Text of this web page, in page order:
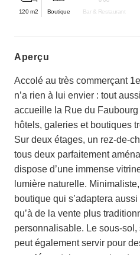
120 m2 Boutique Bar & Restaurant
aperçu
Accolé au très commerçant
n’a rien à lui envier : tout
accueille la Rue du
hôtels, galeries et boutiques
Sur deux étages, un rez-de-
tous deux parfaitement
dispose d’une immense
lumière naturelle.
boutique qui s’adaptera
qu’à de la vente plus
personnalisable. Le sous-
peut également servir pour